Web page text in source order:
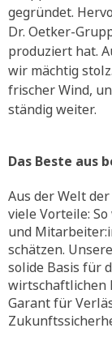
gegründet.
Dr. Oetker-
produziert hat.
wir mächtig
frischer Wind,
ständig weiter.
Das Beste aus
Aus der Welt
viele Vorteile:
und
schätzen.
solide Basis für
wirtschaftlichen
Garant für